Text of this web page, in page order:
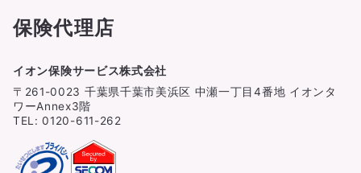
保険代理店
イオン保険サービス株式会社
〒261-0023 千葉県千葉市美浜区 中瀬一丁目4番地 イオンタ
ワーAnnex3階
TEL: 0120-611-262